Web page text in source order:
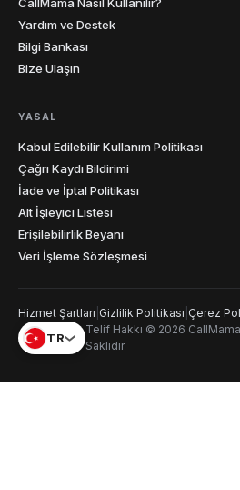
Yardım ve Destek
Bilgi Bankası
Bize Ulaşın
YASAL
Kabul Edilebilir Kullanım Politikası
Çağrı Kaydı Bildirimi
İade ve İptal Politikası
Alt İşleyici Listesi
Erişilebilirlik Beyanı
Veri İşleme Sözleşmesi
Hizmet Şartları Gizlilik Politikası Çerez
TR
Telif Hakkı © 2026
Saklıdır